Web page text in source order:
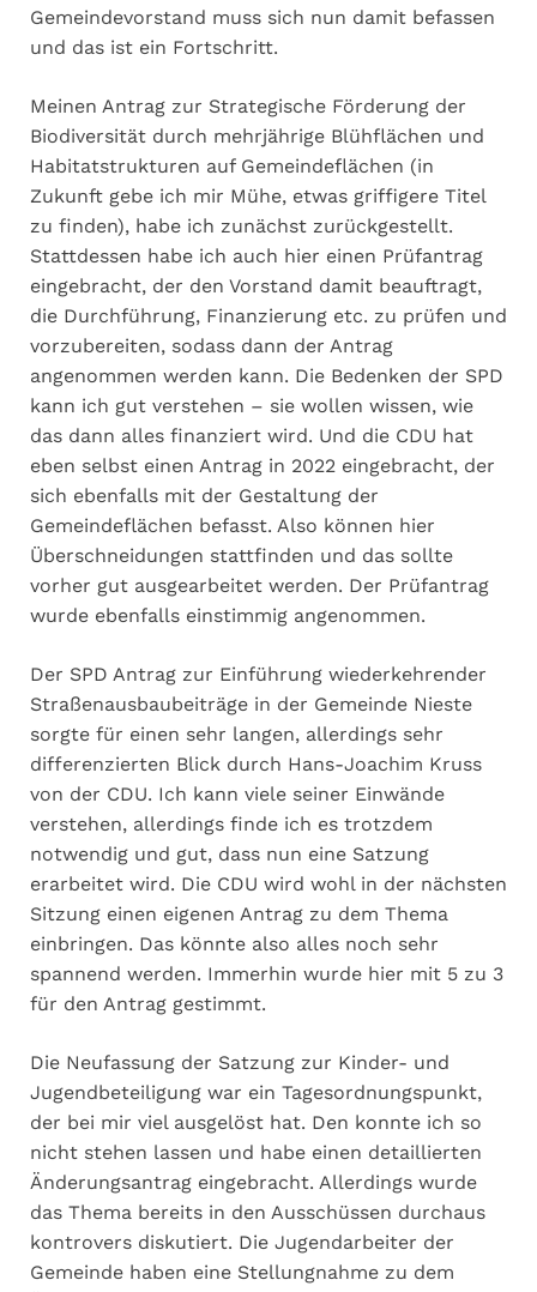
Gemeindevorstand muss sich nun damit befassen
und das ist ein Fortschritt.
Meinen Antrag zur Strategische Förderung der
Biodiversität durch mehrjährige Blühflächen und
Habitatstrukturen auf Gemeindeflächen (in
Zukunft gebe ich mir Mühe, etwas griffigere Titel
zu finden), habe ich zunächst zurückgestellt.
Stattdessen habe ich auch hier einen Prüfantrag
eingebracht, der den Vorstand damit beauftragt,
die Durchführung, Finanzierung etc. zu prüfen und
vorzubereiten, sodass dann der Antrag
angenommen werden kann. Die Bedenken der SPD
kann ich gut verstehen – sie wollen wissen, wie
das dann alles finanziert wird. Und die CDU hat
eben selbst einen Antrag in 2022 eingebracht, der
sich ebenfalls mit der Gestaltung der
Gemeindeflächen befasst. Also können hier
Überschneidungen stattfinden und das sollte
vorher gut ausgearbeitet werden. Der Prüfantrag
wurde ebenfalls einstimmig angenommen.
Der SPD Antrag zur Einführung wiederkehrender
Straßenausbaubeiträge in der Gemeinde Nieste
sorgte für einen sehr langen, allerdings sehr
differenzierten Blick durch Hans-Joachim Kruss
von der CDU. Ich kann viele seiner Einwände
verstehen, allerdings finde ich es trotzdem
notwendig und gut, dass nun eine Satzung
erarbeitet wird. Die CDU wird wohl in der nächsten
Sitzung einen eigenen Antrag zu dem Thema
einbringen. Das könnte also alles noch sehr
spannend werden. Immerhin wurde hier mit 5 zu 3
für den Antrag gestimmt.
Die Neufassung der Satzung zur Kinder- und
Jugendbeteiligung war ein Tagesordnungspunkt,
der bei mir viel ausgelöst hat. Den konnte ich so
nicht stehen lassen und habe einen detaillierten
Änderungsantrag eingebracht. Allerdings wurde
das Thema bereits in den Ausschüssen durchaus
kontrovers diskutiert. Die Jugendarbeiter der
Gemeinde haben eine Stellungnahme zu dem